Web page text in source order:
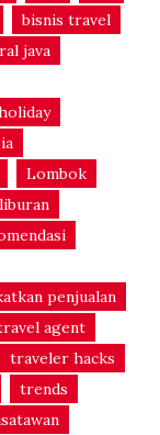
bisnis travel
java
Lombok
penjualan
agent
traveler hacks
trends